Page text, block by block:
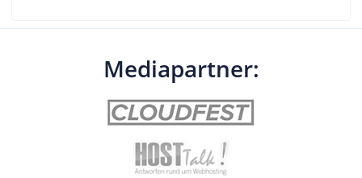
Mediapartner: